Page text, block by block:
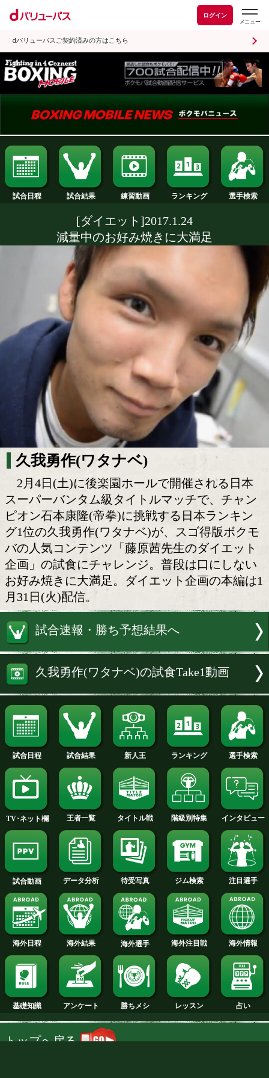
ログイン
dバリューパスご契約済みの方はこちら
試合結果 練習動画 ランキング
[ダイエット]2017.1.24
減量中のお好み焼きに大満足
久我勇作(ワタナベ)
2月4日(土)に後楽園ホールで開催され
スーパーバンタム級タイトルマッチで
ピオン石本康隆(帝拳)に挑戦する日本ラ
グ1位の久我勇作(ワタナベ)が、スゴ得
バの人気コンテンツ「藤原茜先生のダ
企画」の試食にチャレンジ。普段は口
お好み焼きに大満足。ダイエット企画
月31日(火)配信。
試合速報・勝ち予想結果へ
久我勇作(ワタナベ)の試食Take1動
試合日程 試合結果 新人王 ランキング
TV･ネット欄 王者一覧 タイトル戦 階級別特集